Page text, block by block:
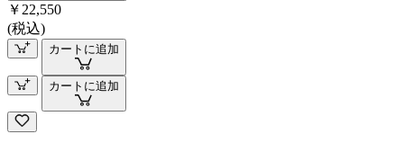
￥22,550
(税込)
カートに追加
カートに追加